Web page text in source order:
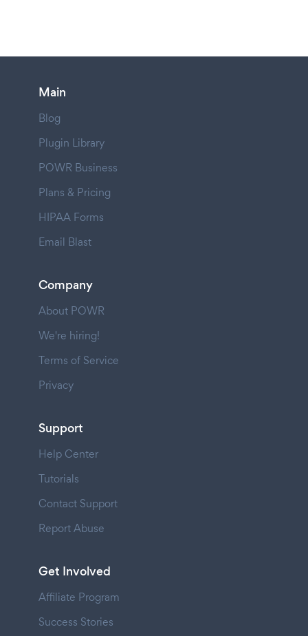
Main
Blog
Plugin Library
POWR Business
Plans & Pricing
HIPAA Forms
Email Blast
Company
About POWR
We're hiring!
Terms of Service
Privacy
Support
Help Center
Tutorials
Contact Support
Report Abuse
Get Involved
Affiliate Program
Success Stories